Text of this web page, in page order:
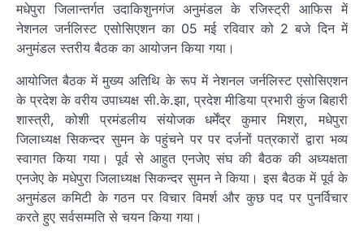
मधेपुरा जिलान्तर्गत उदाकिशुनगंज अनुमंडल के रजिस्ट्री आफिस में
नेशनल जर्नलिस्ट एसोसिएशन का 05 मई रविवार को 2 बजे दिन में
अनुमंडल स्तरीय बैठक का आयोजन किया गया।
आयोजित बैठक में मुख्य अतिथि के रूप में नेशनल जर्नलिस्ट एसोसिएशन
के प्रदेश के वरीय उपाध्यक्ष सी.के.झा, प्रदेश मीडिया प्रभारी कुंज बिहारी
शास्त्री, कोशी प्रमंडलीय संयोजक धर्मेंद्र कुमार मिश्रा, मधेपुरा
जिलाध्यक्ष सिकन्दर सुमन के पहुंचने पर पर दर्जनों पत्रकारों द्वारा भव्य
स्वागत किया गया। पूर्व से आहुत एनजेए संघ की बैठक की अध्यक्षता
एनजेए के मधेपुरा जिलाध्यक्ष सिकन्दर सुमन ने किया। इस बैठक में पूर्व के
अनुमंडल कमिटी के गठन पर विचार विमर्श और कुछ पद पर पुनर्विचार
करते हुए सर्वसम्मति से चयन किया गया।